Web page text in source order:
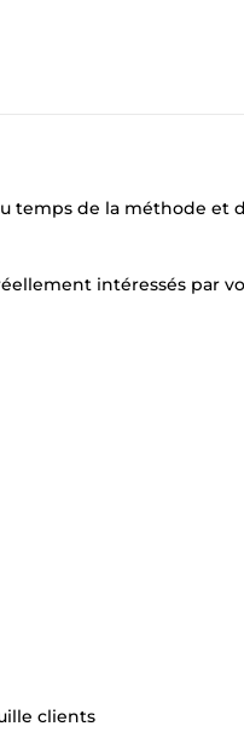
temps de la méthode et
intéressés par
clients